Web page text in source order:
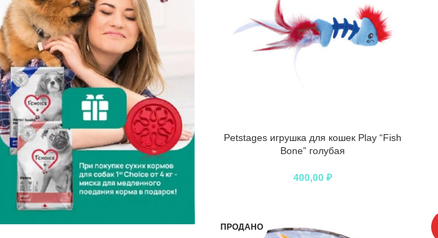
Petstages игрушка для кошек Play “Fish
Bone” голубая
400,00₽
ПРОДАНО